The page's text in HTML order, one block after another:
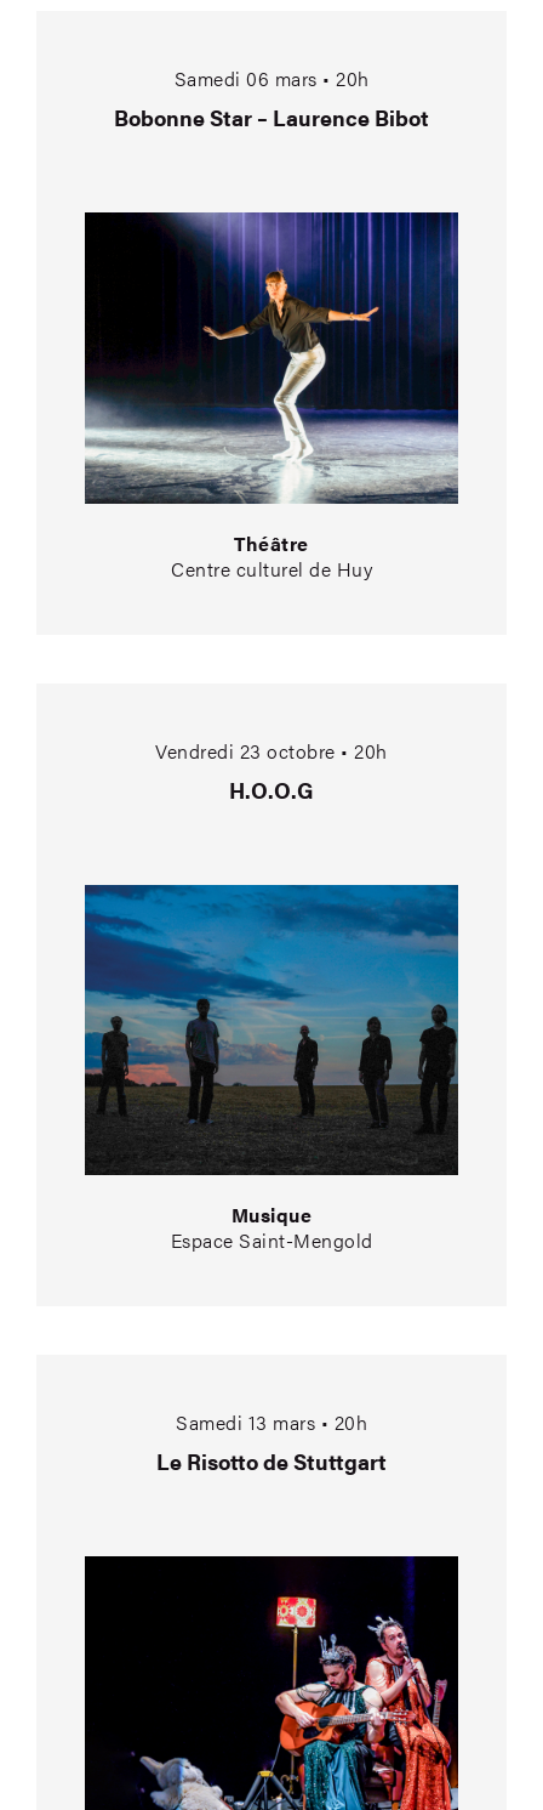
Samedi 06 mars • 20h
Bobonne Star – Laurence Bibot
Théâtre
Centre culturel de Huy
Vendredi 23 octobre • 20h
H.O.O.G
Musique
Espace Saint-Mengold
Samedi 13 mars • 20h
Le Risotto de Stuttgart